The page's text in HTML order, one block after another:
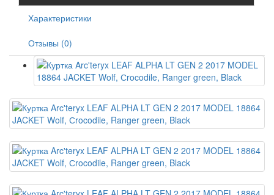
Характеристики
Отзывы (0)